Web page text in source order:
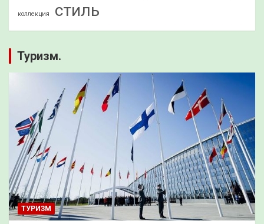
коллекция стиль
Туризм.
ТУРИЗМ